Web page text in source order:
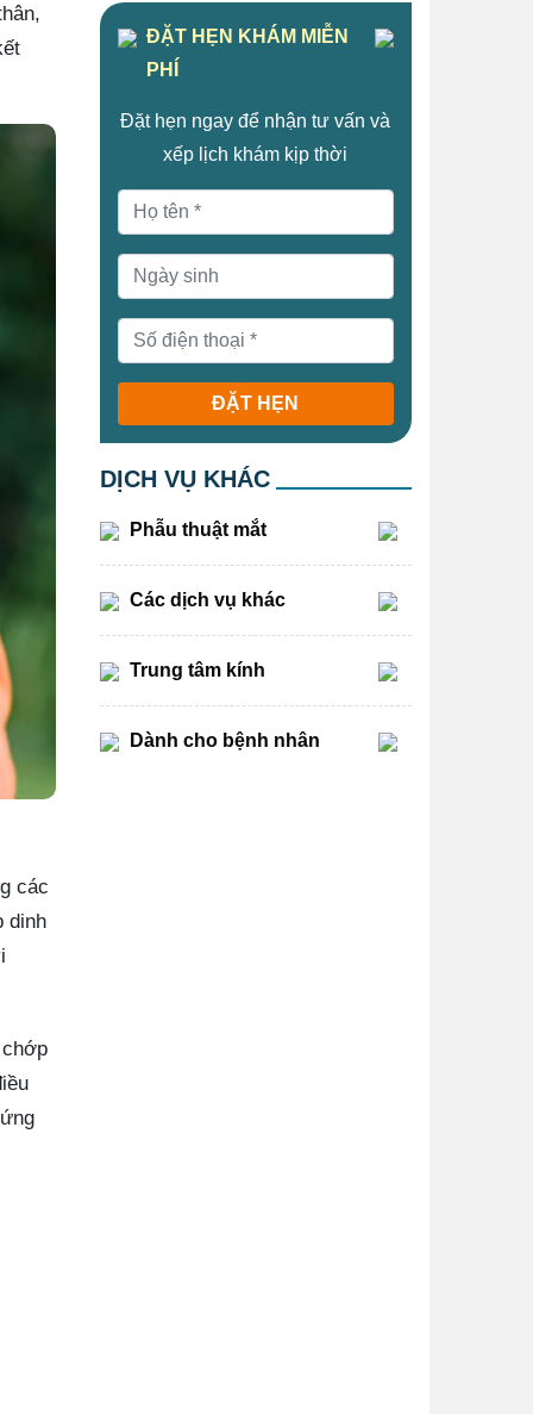
các
dinh
ĐẶT HẸN KHÁM MIỄN
PHÍ
Đặt hẹn ngay để nhận tư vấn và
xếp lịch khám kịp thời
ĐẶT HẸN
DỊCH VỤ KHÁC
Phẫu thuật mắt
Các dịch vụ khác
Trung tâm kính
Dành cho bệnh nhân